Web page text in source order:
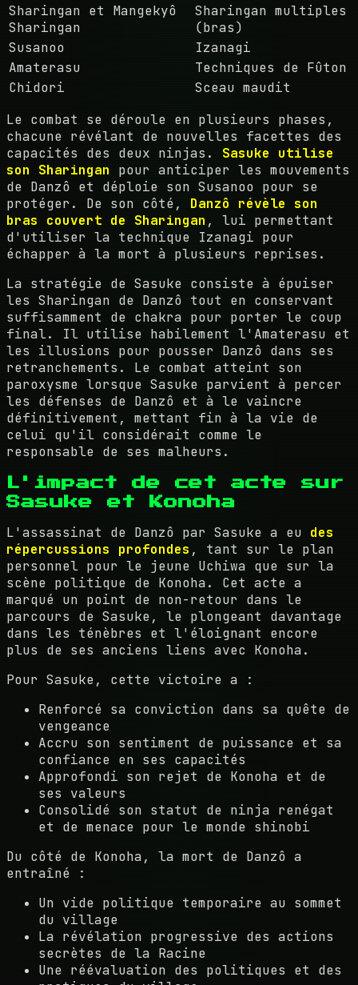
Sharingan et Mangekyô
Sharingan
Sharingan multiples
(bras)
Susanoo
Izanagi
Amaterasu
Techniques de Fûton
Chidori
Sceau maudit
Le combat se déroule en plusieurs phases,
chacune révélant de nouvelles facettes des
capacités des deux ninjas. Sasuke utilise
son Sharingan pour anticiper les mouvements
de Danzô et déploie son Susanoo pour se
protéger. De son côté, Danzô révèle son
bras couvert de Sharingan , lui permettant
d'utiliser la technique Izanagi pour
échapper à la mort à plusieurs reprises.
La stratégie de Sasuke consiste à épuiser
les Sharingan de Danzô tout en conservant
suffisamment de chakra pour porter le coup
final. Il utilise habilement l'Amaterasu et
les illusions pour pousser Danzô dans ses
retranchements. Le combat atteint son
paroxysme lorsque Sasuke parvient à percer
les défenses de Danzô et à le vaincre
définitivement, mettant fin à la vie de
celui qu'il considérait comme le
responsable de ses malheurs.
L'impact de cet acte sur
Sasuke et Konoha
L'assassinat de Danzô par Sasuke a eu des
répercussions profondes , tant sur le plan
personnel pour le jeune Uchiwa que sur la
scène politique de Konoha. Cet acte a
marqué un point de non-retour dans le
parcours de Sasuke, le plongeant davantage
dans les ténèbres et l'éloignant encore
plus de ses anciens liens avec Konoha.
Pour Sasuke, cette victoire a :
Renforcé sa conviction dans sa quête de
vengeance
Accru son sentiment de puissance et sa
confiance en ses capacités
Approfondi son rejet de Konoha et de
ses valeurs
Consolidé son statut de ninja renégat
et de menace pour le monde shinobi
Du côté de Konoha, la mort de Danzô a
entraîné :
Un vide politique temporaire au sommet
du village
La révélation progressive des actions
secrètes de la Racine
Une réévaluation des politiques et des